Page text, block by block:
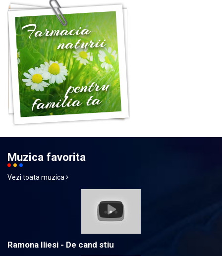
Muzica favorita
Vezi toata muzica
Ramona Iliesi - De cand stiu